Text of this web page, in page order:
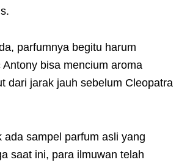
parfumnya begitu harum
bisa mencium aroma
dari jarak jauh sebelum Cleopatra
ada sampel parfum asli yang
saat ini, para ilmuwan telah